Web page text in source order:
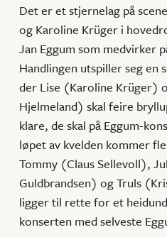
Det er et stjernelag på
og Karoline Krüger i
Jan Eggum som medvirker
Handlingen utspiller seg en
der Lise (Karoline Krüger)
Hjelmeland) skal feire
klare, de skal på Eggum-
løpet av kvelden kommer
Tommy (Claus Sellevoll),
Guldbrandsen) og Truls
ligger til rette for et
konserten med selveste